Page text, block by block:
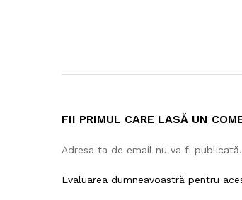
FII PRIMUL CARE LASĂ UN
Adresa ta de email nu va fi publicată.
Evaluarea dumneavoastră pentru